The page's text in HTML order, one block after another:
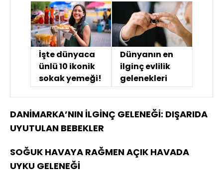
İşte dünyaca
ünlü 10 ikonik
sokak yemeği!
Dünyanın en
ilginç evlilik
gelenekleri
DANİMARKA’NIN İLGİNÇ GELENEĞİ: DIŞARIDA
UYUTULAN BEBEKLER
SOĞUK HAVAYA RAĞMEN AÇIK HAVADA
UYKU GELENEĞİ